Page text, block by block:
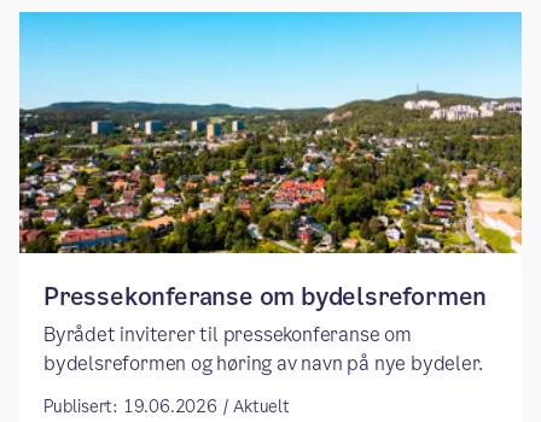
Pressekonferanse om bydelsreformen
Byrådet inviterer til pressekonferanse om
bydelsreformen og høring av navn på nye bydeler.
Publisert: 19.06.2026 / Aktuelt